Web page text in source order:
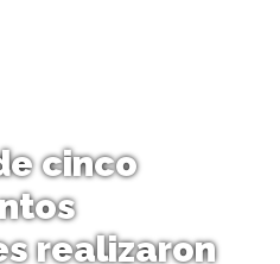
cinco
realizaron